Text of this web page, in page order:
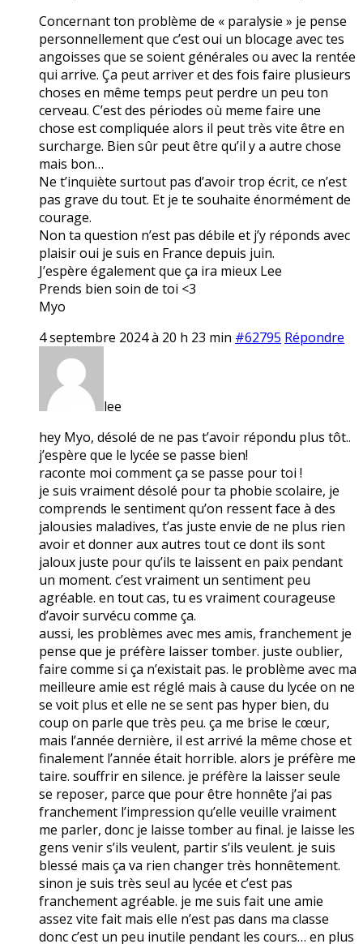
Concernant ton problème de « paralysie » je pense
personnellement que c’est oui un blocage avec tes
angoisses que se soient générales ou avec la rentée
qui arrive. Ça peut arriver et des fois faire plusieurs
choses en même temps peut perdre un peu ton
cerveau. C’est des périodes où meme faire une
chose est compliquée alors il peut très vite être en
surcharge. Bien sûr peut être qu’il y a autre chose
mais bon…
Ne t’inquiète surtout pas d’avoir trop écrit, ce n’est
pas grave du tout. Et je te souhaite énormément de
courage.
Non ta question n’est pas débile et j’y réponds avec
plaisir oui je suis en France depuis juin.
J’espère également que ça ira mieux Lee
Prends bien soin de toi <3
Myo
4 septembre 2024 à 20 h 23 min #62795 Répondre
lee
hey Myo, désolé de ne pas t’avoir répondu plus tôt..
j’espère que le lycée se passe bien!
raconte moi comment ça se passe pour toi !
je suis vraiment désolé pour ta phobie scolaire, je
comprends le sentiment qu’on ressent face à des
jalousies maladives, t’as juste envie de ne plus rien
avoir et donner aux autres tout ce dont ils sont
jaloux juste pour qu’ils te laissent en paix pendant
un moment. c’est vraiment un sentiment peu
agréable. en tout cas, tu es vraiment courageuse
d’avoir survécu comme ça.
aussi, les problèmes avec mes amis, franchement je
pense que je préfère laisser tomber. juste oublier,
faire comme si ça n’existait pas. le problème avec ma
meilleure amie est réglé mais à cause du lycée on ne
se voit plus et elle ne se sent pas hyper bien, du
coup on parle que très peu. ça me brise le cœur,
mais l’année dernière, il est arrivé la même chose et
finalement l’année était horrible. alors je préfère me
taire. souffrir en silence. je préfère la laisser seule
se reposer, parce que pour être honnête j’ai pas
franchement l’impression qu’elle veuille vraiment
me parler, donc je laisse tomber au final. je laisse les
gens venir s’ils veulent, partir s’ils veulent. je suis
blessé mais ça va rien changer très honnêtement.
sinon je suis très seul au lycée et c’est pas
franchement agréable. je me suis fait une amie
assez vite fait mais elle n’est pas dans ma classe
donc c’est un peu inutile pendant les cours… en plus